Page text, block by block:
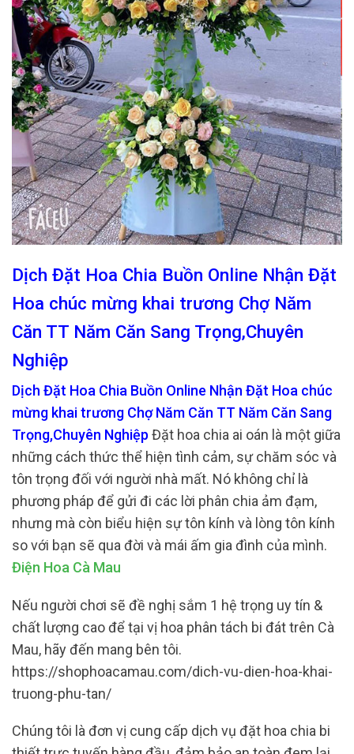
Dịch Đặt Hoa Chia Buồn Online Nhận Đặt
Hoa chúc mừng khai trương Chợ Năm
Căn TT Năm Căn Sang Trọng,Chuyên
Nghiệp
Dịch Đặt Hoa Chia Buồn Online Nhận Đặt Hoa chúc
mừng khai trương Chợ Năm Căn TT Năm Căn Sang
Trọng,Chuyên Nghiệp Đặt hoa chia ai oán là một giữa
những cách thức thể hiện tình cảm, sự chăm sóc và
tôn trọng đối với người nhà mất. Nó không chỉ là
phương pháp để gửi đi các lời phân chia ảm đạm,
nhưng mà còn biểu hiện sự tôn kính và lòng tôn kính
so với bạn sẽ qua đời và mái ấm gia đình của mình.
Điện Hoa Cà Mau
Nếu người chơi sẽ đề nghị sắm 1 hệ trọng uy tín &
chất lượng cao để tại vị hoa phân tách bi đát trên Cà
Mau, hãy đến mang bên tôi.
https://shophoacamau.com/dich-vu-dien-hoa-khai-
truong-phu-tan/
Chúng tôi là đơn vị cung cấp dịch vụ đặt hoa chia bi